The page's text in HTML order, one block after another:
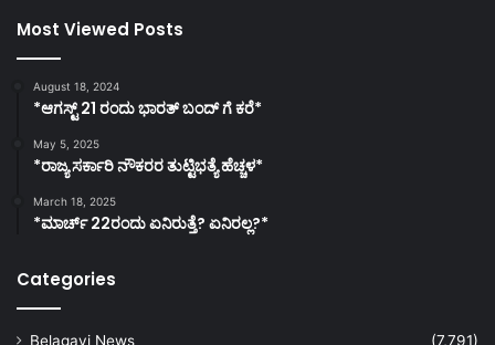
Most Viewed Posts
August 18, 2024
*ಆಗಸ್ಟ್ 21 ರಂದು ಭಾರತ್‌ ಬಂದ್‌ ಗೆ ಕರೆ*
May 5, 2025
*ರಾಜ್ಯ ಸರ್ಕಾರಿ ನೌಕರರ ತುಟ್ಟಿಭತ್ಯೆ ಹೆಚ್ಚಳ*
March 18, 2025
*ಮಾರ್ಚ್ 22ರಂದು ಏನಿರುತ್ತೆ? ಏನಿರಲ್ಲ?*
Categories
Belagavi News
(7,791)